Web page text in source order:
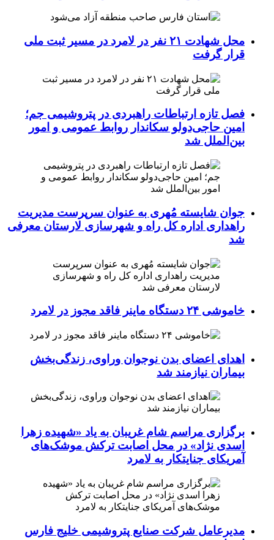
محل شهادت ۲۱ نفر در لامرد در مسیر ثبت ملی
قرار گرفت
فصل تازه ارتباطات راهبردی در پتروشیمی جم؛
امین حاجی‌دولو سکاندار روابط عمومی و امور
بین‌الملل شد
جوان شایسته مُهری به عنوان سرپرست مدیریت
راهداری اداره کل راه و شهرسازی لارستان معرفی
شد
خاموشی ۲۴ دستگاه ماینر فاقد مجوز در لامرد
اهدای اعضای بدن نوجوان وراوی، زندگی‌بخش
بیماران نیازمند شد
برگزاری مراسم شام غریبان به یاد «شهیده زهرا
اسدی نژاد» در محل اصابت ترکش موشک‌های
آمریکای جنایتکار به لامرد
مدیرعامل شرکت صنایع پتروشیمی خلیج فارس